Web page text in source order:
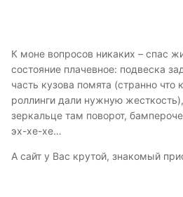
К моне вопросов никаких – спас
состояние плачевное: подвеска
часть кузова помята (странно что
роллинги дали нужную
зеркальце там поворот,
эх-хе-хе…
А сайт у Вас крутой, знакомый